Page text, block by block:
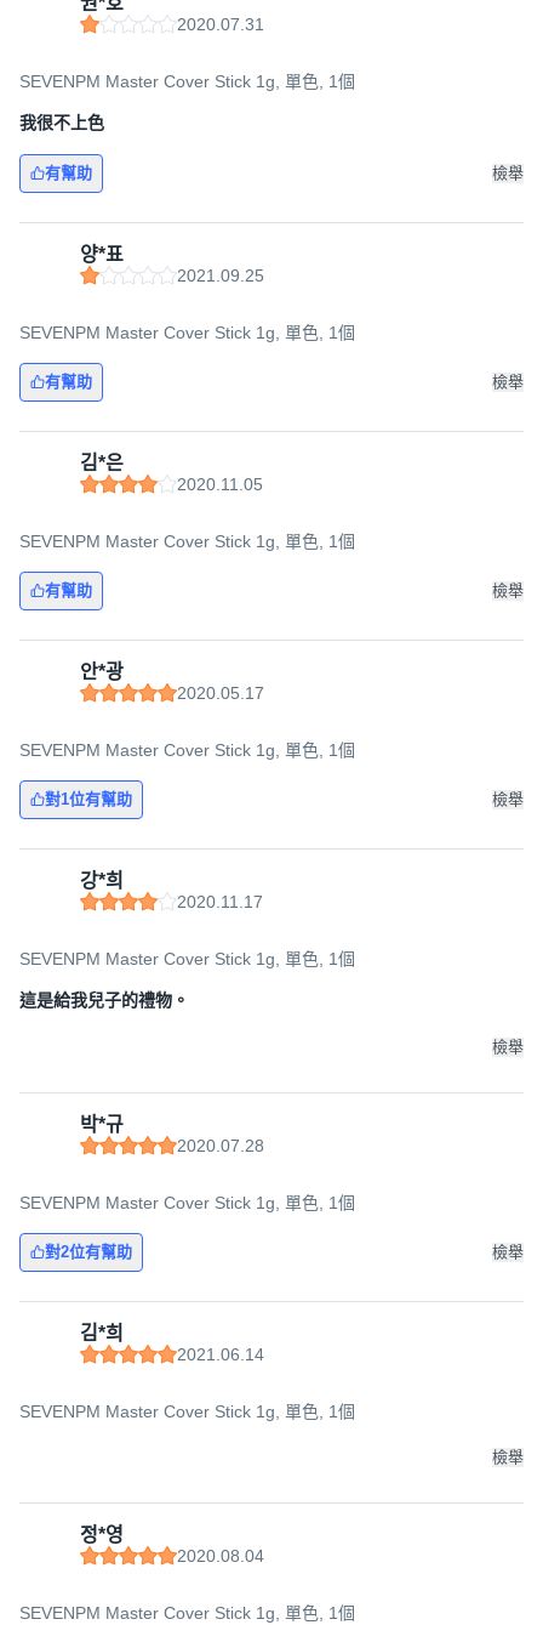
2020.07.31
SEVENPM Master Cover Stick 1g, 單色, 1個
我很不上色
有幫助 檢舉
양*표
2021.09.25
SEVENPM Master Cover Stick 1g, 單色, 1個
有幫助 檢舉
김*은
2020.11.05
SEVENPM Master Cover Stick 1g, 單色, 1個
有幫助 檢舉
안*광
2020.05.17
SEVENPM Master Cover Stick 1g, 單色, 1個
對1位有幫助 檢舉
강*희
2020.11.17
SEVENPM Master Cover Stick 1g, 單色, 1個
這是給我兒子的禮物。
檢舉
박*규
2020.07.28
SEVENPM Master Cover Stick 1g, 單色, 1個
對2位有幫助 檢舉
김*희
2021.06.14
SEVENPM Master Cover Stick 1g, 單色, 1個
檢舉
정*영
2020.08.04
SEVENPM Master Cover Stick 1g, 單色, 1個